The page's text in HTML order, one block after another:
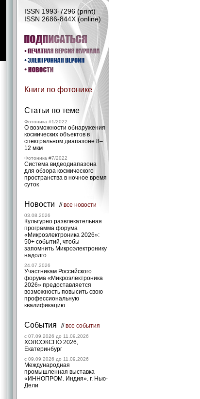
ISSN 1993-7296 (print)
ISSN 2686-844X (online)
Книги по фотонике
Статьи по теме
Фотоника #1/2022
О возможности обнаружения
космических объектов в
спектральном диапазоне 8–
12 мкм
Фотоника #7/2022
Система видеодиапазона
для обзора космического
пространства в ночное время
суток
Новости //все новости
03.08.2026
Культурно развлекательная
программа форума
«Микроэлектроника 2026»:
50+ событий, чтобы
запомнить Микроэлектронику
надолго
24.07.2026
Участникам Российского
форума «Микроэлектроника
2026» предоставляется
возможность повысить свою
профессиональную
квалификацию
События //все события
c 07.09.2026 до 11.09.2026
ХОЛОЭКСПО 2026,
Екатеринбург
c 09.09.2026 до 11.09.2026
Международная
промышленная выставка
«ИННОПРОМ. Индия». г. Нью-
Дели